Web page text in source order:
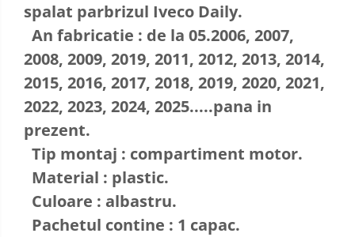
spalat parbrizul Iveco Daily.
An fabricatie : de la 05.2006, 2007,
2008, 2009, 2019, 2011, 2012, 2013, 2014,
2015, 2016, 2017, 2018, 2019, 2020, 2021,
2022, 2023, 2024, 2025.....pana in
prezent.
Tip montaj : compartiment motor.
Material : plastic.
Culoare : albastru.
Pachetul contine : 1 capac.